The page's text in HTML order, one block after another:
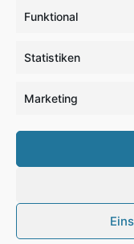
Funktional
Statistiken
Marketing
RSS